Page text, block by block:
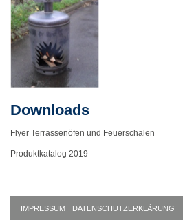
Downloads
Flyer Terrassenöfen und Feuerschalen
Produktkatalog 2019
IMPRESSUM DATENSCHUTZERKLÄRUNG